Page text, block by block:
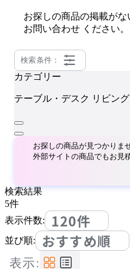
お探しの商品の掲載がな
お問い合わせ ください。
検索条件：
カテゴリー
テーブル・デスク リビン
お探しの商品が見つかりま
外部サイトの商品でもお見
検索結果
5件
表示件数:
120件
並び順: おすすめ順
表示: